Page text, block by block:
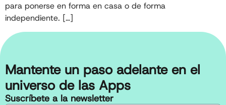
para ponerse en forma en casa o de forma
independiente. […]
Mantente un paso adelante en el
universo de las Apps
Suscríbete a la newsletter